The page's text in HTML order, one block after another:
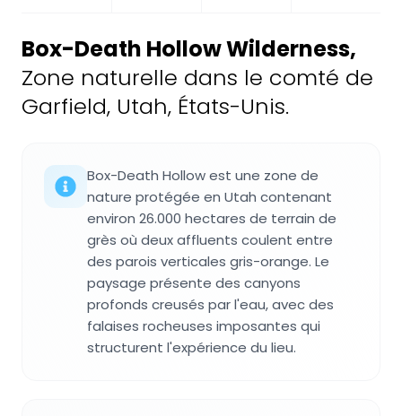
Box-Death Hollow Wilderness,
Zone naturelle dans le comté de
Garfield, Utah, États-Unis.
Box-Death Hollow est une zone de
nature protégée en Utah contenant
environ 26.000 hectares de terrain de
grès où deux affluents coulent entre
des parois verticales gris-orange. Le
paysage présente des canyons
profonds creusés par l'eau, avec des
falaises rocheuses imposantes qui
structurent l'expérience du lieu.